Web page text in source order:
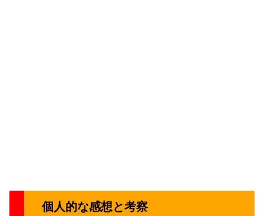
個人的な感想と考察